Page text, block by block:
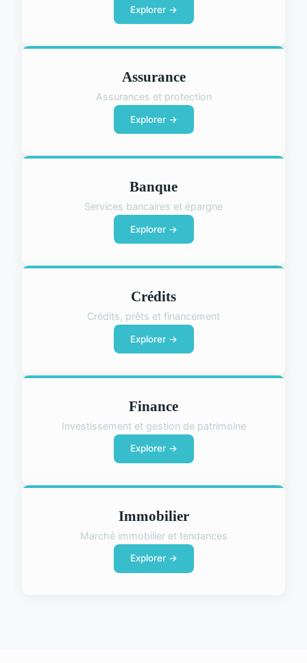
Explorer →
Assurance
Assurances et protection
Explorer →
Banque
Services bancaires et épargne
Explorer →
Crédits
Crédits, prêts et financement
Explorer →
Finance
Investissement et gestion de patrimoine
Explorer →
Immobilier
Marché immobilier et tendances
Explorer →